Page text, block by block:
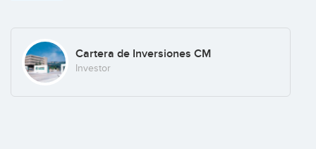
Cartera de Inversiones CM
Investor